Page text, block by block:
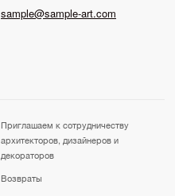
sample@sample-art.com
Приглашаем к сотрудничеству
архитекторов, дизайнеров и
декораторов
Возвраты